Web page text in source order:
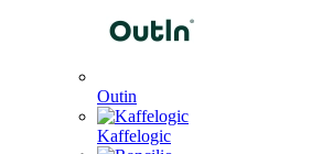
Outin
Kaffelogic